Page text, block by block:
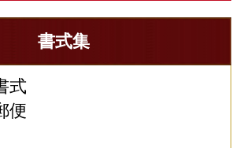
書式集
式
便